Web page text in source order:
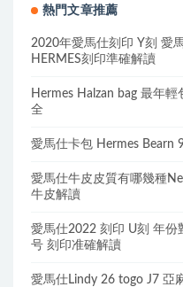
熱門文章推薦
2020年愛馬仕刻印 Y刻 愛
HERMES刻印準確解讀
Hermes Halzan bag 最年
全
愛馬仕卡包 Hermes Bearn
愛馬仕牛皮皮質有哪幾種
牛皮解讀
愛馬仕2022 刻印 U刻 年份
号 刻印准確解讀
愛馬仕Lindy 26 togo J7 亞